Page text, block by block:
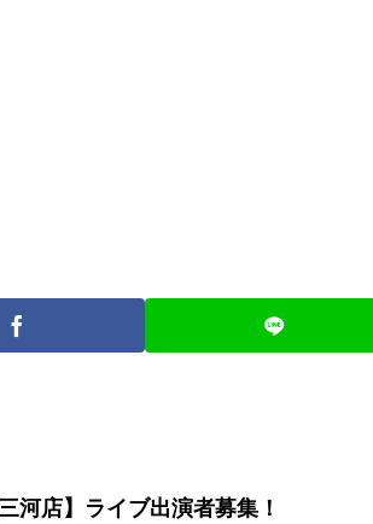
河店】ライブ出演者募集！